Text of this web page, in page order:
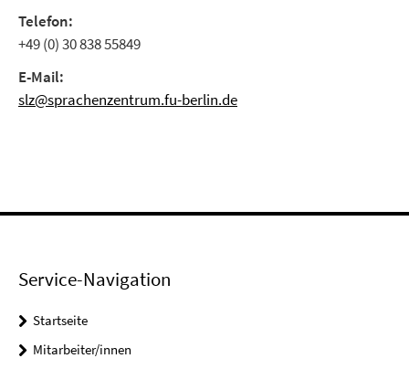
Telefon:
+49 (0) 30 838 55849
E-Mail:
slz@sprachenzentrum.fu-berlin.de
Service-Navigation
Startseite
Mitarbeiter/innen